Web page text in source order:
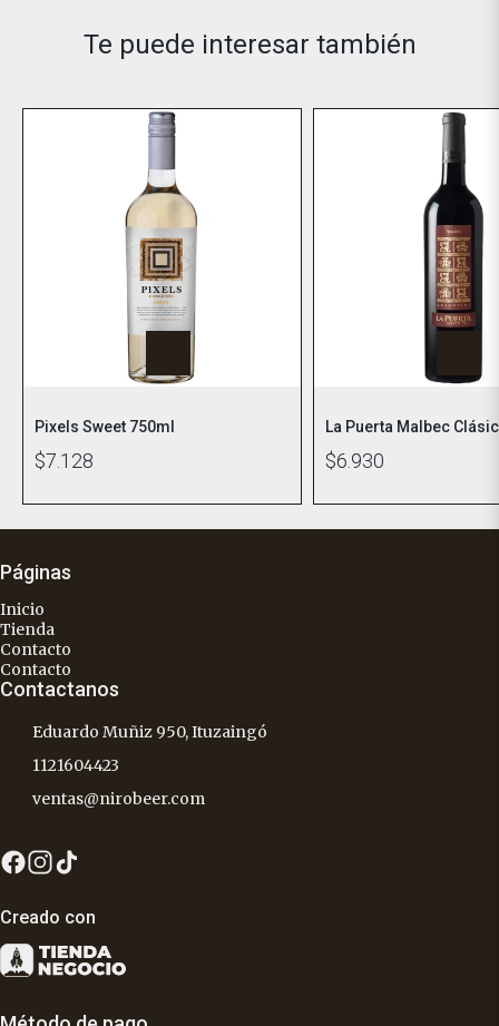
Te puede interesar también
Pixels Sweet 750ml
$7.128
La Puerta Malbec
$6.930
Páginas
Inicio
Tienda
Contacto
Contacto
Contactanos
Eduardo Muñiz 950, Ituzaingó
1121604423
ventas@nirobeer.com
Creado con